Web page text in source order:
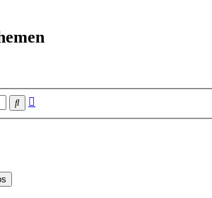
Suche